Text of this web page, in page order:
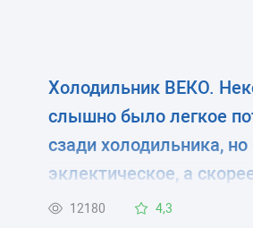
Холодильник ВЕКО.
слышно было легкое
сзади холодильника, но
эклектическое, а
то отклеивается, а
12180 4,3